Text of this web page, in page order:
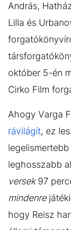
András,
Lilla és
október 5-én
Cirko Film
Ahogy Varga
rávilágít, ez
leghosszabb
versek97
mindenre
hogy Reisz